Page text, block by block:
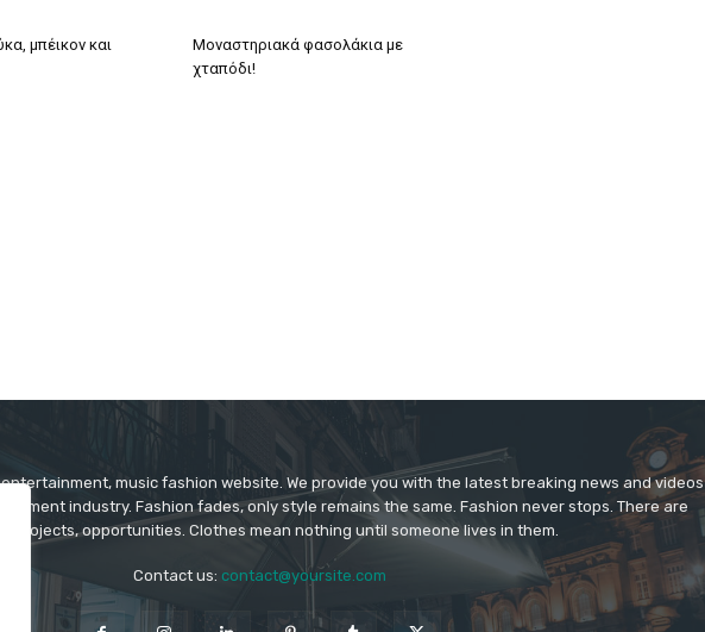
μπέικον και
Μοναστηριακά φασολάκια με
χταπόδι!
music fashion website. We provide you with the latest breaking news and videos
industry. Fashion fades, only style remains the same. Fashion never stops. There are
projects, opportunities. Clothes mean nothing until someone lives in them.
Contact us: contact@yoursite.com